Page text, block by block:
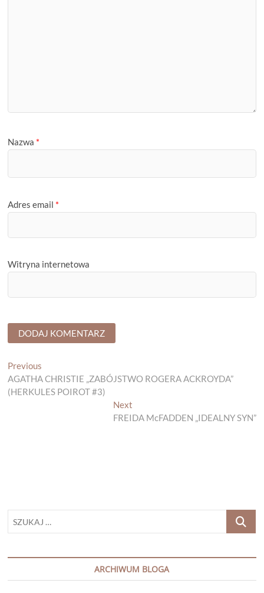
Nazwa *
Adres email *
Witryna internetowa
Nawigacja
wpisu
Previous
post:
AGATHA CHRISTIE „ZABÓJSTWO ROGERA ACKROYDA”
(HERKULES POIROT #3)
NextNext
post:
FREIDA McFADDEN „IDEALNY SYN”
SZUKAJ
ARCHIWUM BLOGA